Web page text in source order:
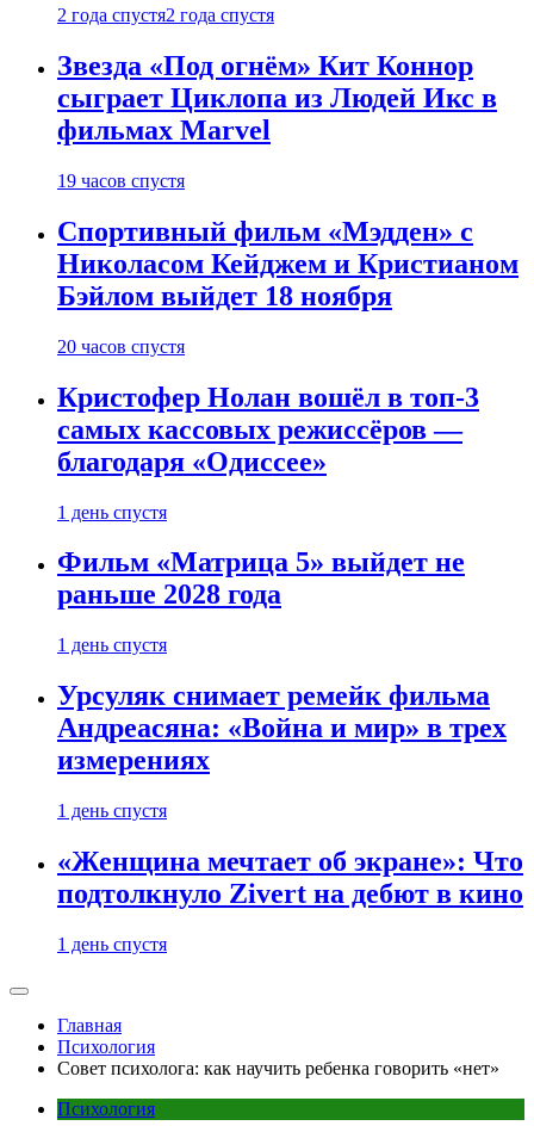
2 года спустя2 года спустя
Звезда «Под огнём» Кит Коннор
сыграет Циклопа из Людей Икс в
фильмах Marvel
19 часов спустя
Спортивный фильм «Мэдден» с
Николасом Кейджем и Кристианом
Бэйлом выйдет 18 ноября
20 часов спустя
Кристофер Нолан вошёл в топ-3
самых кассовых режиссёров —
благодаря «Одиссее»
1 день спустя
Фильм «Матрица 5» выйдет не
раньше 2028 года
1 день спустя
Урсуляк снимает ремейк фильма
Андреасяна: «Война и мир» в трех
измерениях
1 день спустя
«Женщина мечтает об экране»: Что
подтолкнуло Zivert на дебют в кино
1 день спустя
Главная
Психология
Совет психолога: как научить ребенка говорить «нет»
Психология